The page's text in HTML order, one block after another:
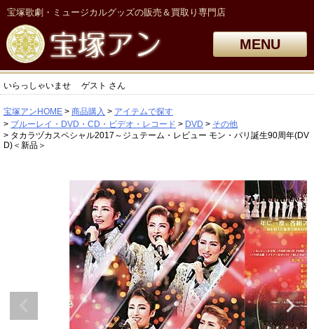
宝塚歌劇・ミュージカルグッズの販売＆買取り専門店
MENU
いらっしゃいませ ゲスト さん
宝塚アンHOME 商品購入
アイテムで探す
ブルーレイ・DVD・CD・ビデオ・レコード
DVD
その他
タカラヅカスペシャル2017～ジュテーム・レビュー モン・パリ誕生90周年(DV
D)＜新品＞